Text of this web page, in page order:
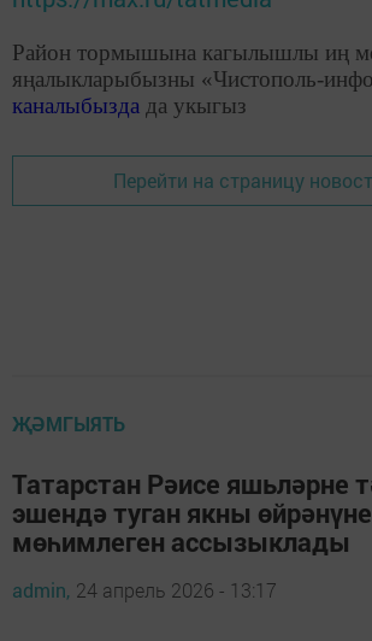
Район тормышына кагылышлы иң
яңалыкларыбызны «Чистополь-
каналыбызда да укыгыз
Перейти на страницу
ҖӘМГЫЯТЬ
Татарстан Рәисе яшьләрне
эшендә туган якны
мөһимлеген ассызыклады
admin, 24 апрель 2026 - 13:17